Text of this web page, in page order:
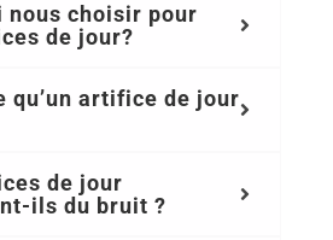
nous choisir pour
de jour?
qu’un artifice de jour
de jour
ils du bruit ?